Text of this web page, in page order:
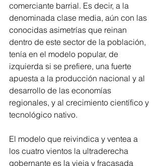
comerciante barrial. Es decir, a la
denominada clase media, aún con las
conocidas asimetrías que reinan
dentro de este sector de la población,
tenía en el modelo popular, de
izquierda si se prefiere, una fuerte
apuesta a la producción nacional y al
desarrollo de las economías
regionales, y al crecimiento científico y
tecnológico nativo.
El modelo que reivindica y ventea a
los cuatro vientos la ultraderecha
gobernante es la vieja y fracasada